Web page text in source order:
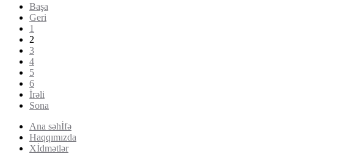
Başa
Geri
1
2
3
4
5
6
İrəli
Sona
Ana səhİfə
Haqqımızda
Xİdmətlər